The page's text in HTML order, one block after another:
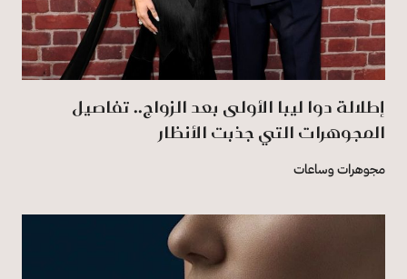
إطلالة دوا ليبا الأولى بعد الزواج.. تفاصيل
المجوهرات التي جذبت الأنظار
مجوهرات وساعات